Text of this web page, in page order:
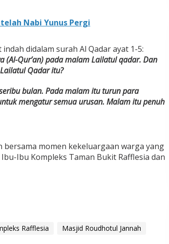
Nabi Yunus Pergi
didalam surah Al Qadar ayat 1-5:
(Al-Qur’an) pada malam Lailatul qadar. Dan
Qadar itu?
bulan. Pada malam itu turun para
mengatur semua urusan. Malam itu penuh
momen kekeluargaan warga yang
Ibu Kompleks Taman Bukit Rafflesia dan
Rafflesia
Masjid Roudhotul Jannah